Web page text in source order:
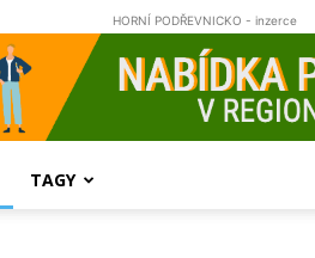
HORNÍ PODŘEVNICKO - inzerce
TAGY